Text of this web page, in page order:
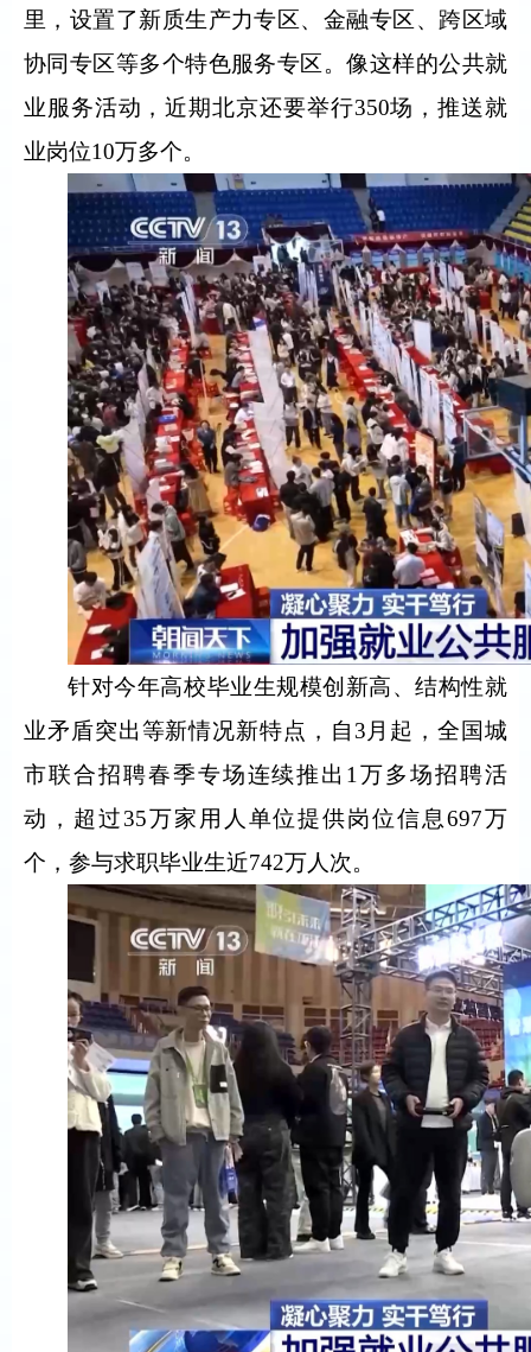
里，设置了新质生产力专区、金融专区、跨区域
协同专区等多个特色服务专区。像这样的公共就
业服务活动，近期北京还要举行350场，推送就
业岗位10万多个。
针对今年高校毕业生规模创新高、结构性就
业矛盾突出等新情况新特点，自3月起，全国城
市联合招聘春季专场连续推出1万多场招聘活
动，超过35万家用人单位提供岗位信息697万
个，参与求职毕业生近742万人次。